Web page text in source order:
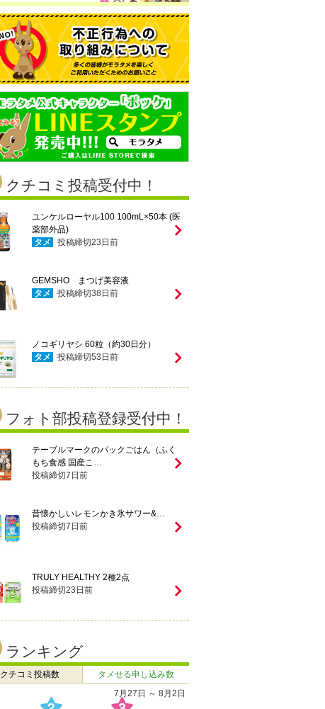
クチコミ投稿受付中！
ユンケルローヤル100 100mL×50本 (医
薬部外品)
タメ
投稿締切23 日前
GEMSHO まつげ美容液
タメ
投稿締切38日前
ノコギリヤシ 60粒（約30日分）
タメ
投稿締切53 日前
フォト部投稿登録受付中！
テーブルマークのパックごはん（ふく
もち食感 国産こ…
投稿締切7 日前
昔懐かしいレモンかき氷サワー&…
投稿締切7 日前
TRULY HEALTHY 2種2点
投稿締切23 日前
ランキング
クチコミ投稿数
タメせる申し込み数
7月27日 ～ 8月2日